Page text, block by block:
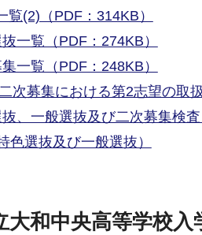
覧(2)（PDF：314KB）
一覧（PDF：274KB）
一覧（PDF：248KB）
二次募集における第2志望の取
、一般選抜及び二次募集検査
選抜及び一般選抜）
和中央高等学校入